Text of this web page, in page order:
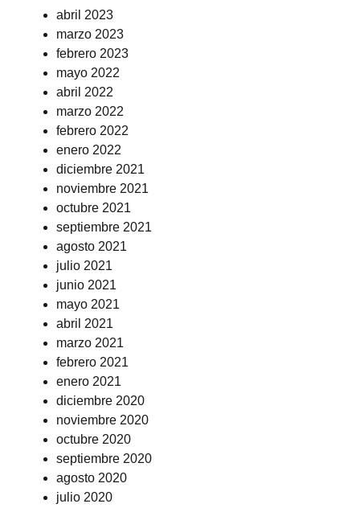
abril 2023
marzo 2023
febrero 2023
mayo 2022
abril 2022
marzo 2022
febrero 2022
enero 2022
diciembre 2021
noviembre 2021
octubre 2021
septiembre 2021
agosto 2021
julio 2021
junio 2021
mayo 2021
abril 2021
marzo 2021
febrero 2021
enero 2021
diciembre 2020
noviembre 2020
octubre 2020
septiembre 2020
agosto 2020
julio 2020